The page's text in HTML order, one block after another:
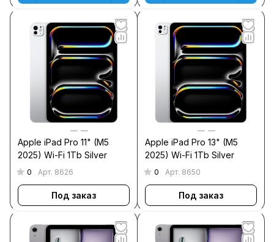
Apple iPad Pro 11" (M5
2025) Wi-Fi 1Tb Silver
0 Арт. 8626
Под заказ
Apple iPad Pro 13" (M5
2025) Wi-Fi 1Tb Silver
0 Арт. 8650
Под заказ